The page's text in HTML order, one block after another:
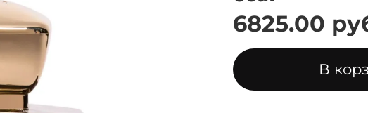
6825.00
В